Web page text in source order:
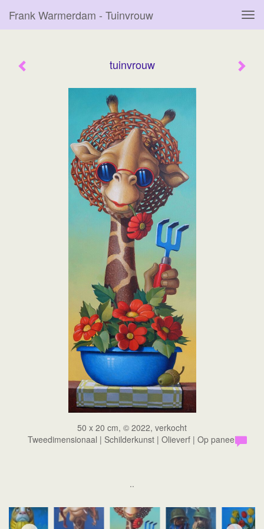
Frank Warmerdam - Tuinvrouw
tuinvrouw
50 x 20 cm, © 2022, verkocht
Tweedimensionaal | Schilderkunst | Olieverf | Op paneel
..